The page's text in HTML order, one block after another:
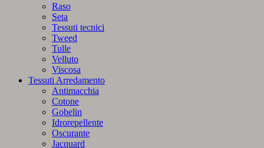
Raso
Seta
Tessuti tecnici
Tweed
Tulle
Velluto
Viscosa
Tessuti Arredamento
Antimacchia
Cotone
Gobelin
Idrorepellente
Oscurante
Jacquard